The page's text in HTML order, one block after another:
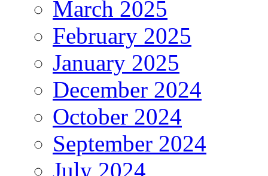
March 2025
February 2025
January 2025
December 2024
October 2024
September 2024
July 2024